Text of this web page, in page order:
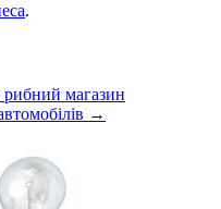
.
магазин
→